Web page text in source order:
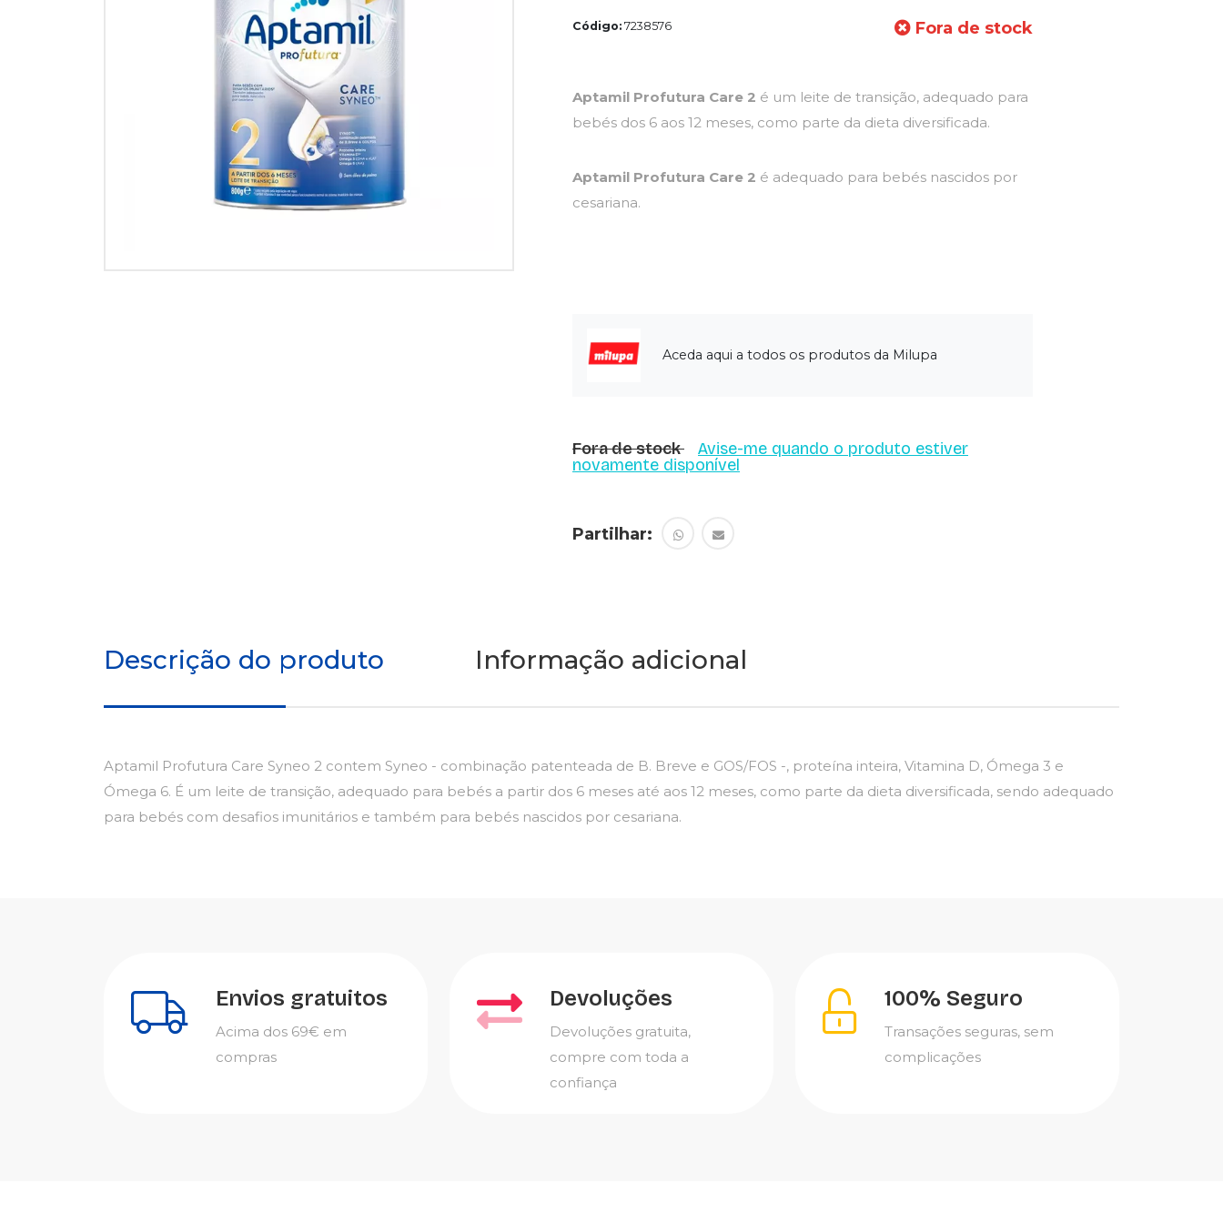
Código: 7238576 Fora de stock
Aptamil Profutura Care 2 é um leite de transição, adequado para
bebés dos 6 aos 12 meses, como parte da dieta diversificada.
Aptamil Profutura Care 2 é adequado para bebés nascidos por
cesariana.
Aceda aqui a todos os produtos da Milupa
Fora de stock
Avise-me quando o produto estiver
novamente disponível
Partilhar:
Descrição do produto Informação adicional
Aptamil Profutura Care Syneo 2 contem Syneo - combinação patenteada de B. Breve e GOS/FOS -, proteína inteira, Vitamina D, Ómega 3 e
Ómega 6. É um leite de transição, adequado para bebés a partir dos 6 meses até aos 12 meses, como parte da dieta diversificada, sendo adequado
para bebés com desafios imunitários e também para bebés nascidos por cesariana.
Envios gratuitos
Acima dos 69€ em
compras
Devoluções
Devoluções gratuita,
compre com toda a
confiança
100% Seguro
Transações seguras, sem
complicações